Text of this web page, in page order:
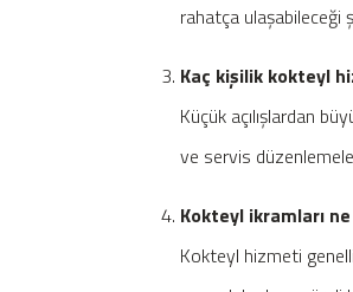
rahatça ulaşabileceği
Kaç kişilik kokteyl
Küçük açılışlardan
ve servis
Kokteyl ikramları
Kokteyl hizmeti